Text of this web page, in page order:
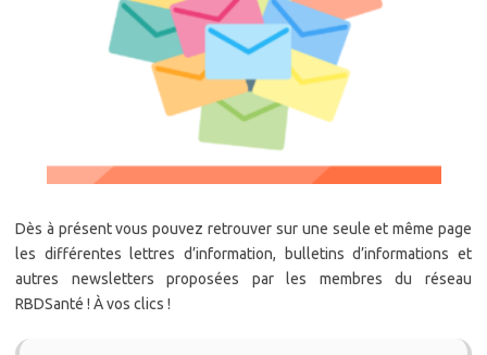
Dès à présent vous pouvez retrouver sur une seule et même page
les différentes lettres d’information, bulletins d’informations et
autres newsletters proposées par les membres du réseau
RBDSanté ! À vos clics !